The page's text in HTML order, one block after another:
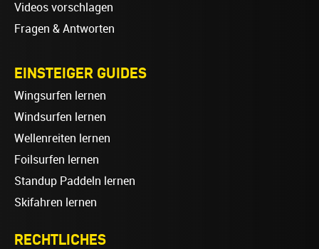
Videos vorschlagen
Fragen & Antworten
EINSTEIGER GUIDES
Wingsurfen lernen
Windsurfen lernen
Wellenreiten lernen
Foilsurfen lernen
Standup Paddeln lernen
Skifahren lernen
RECHTLICHES